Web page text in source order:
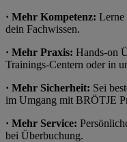
· Mehr Kompetenz: Lerne
dein Fachwissen.
· Mehr Praxis: Hands-on
Trainings-Centern oder in
· Mehr Sicherheit: Sei
im Umgang mit BRÖTJE
· Mehr Service:
bei Überbuchung.